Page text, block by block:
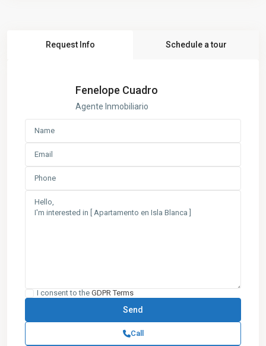
Request Info Schedule a tour
Fenelope Cuadro
Agente Inmobiliario
I consent to the GDPR Terms
Call